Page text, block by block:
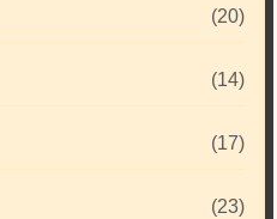
(20)
(14)
(17)
(23)